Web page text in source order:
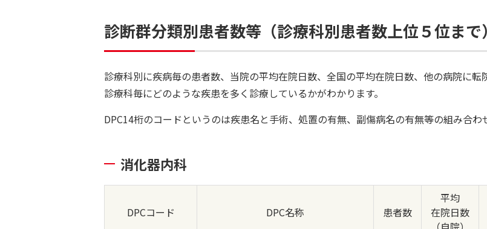
診断群分類別患者数等（診療科別患者数上位５位まで）
診療科別に疾病毎の患者数、当院の平均在院日数、全国の平均在院日数、他の病院に転
診療科毎にどのような疾患を多く診療しているかがわかります。
DPC14桁のコードというのは疾患名と手術、処置の有無、副傷病名の有無等の組み合わ
消化器内科
DPCコード DPC名称 患者数
平均
在院日数